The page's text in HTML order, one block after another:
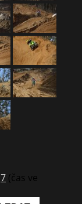
7 (čas ve